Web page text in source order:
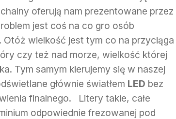
oferują nam prezentowane przez
jest coś na co gro osób
wielkość jest tym co na przyciąga
czy też nad morze, wielkość której
Tym samym kierujemy się w naszej
głównie światłem LED bez
finalnego. Litery takie, całe
odpowiednie frezowanej pod